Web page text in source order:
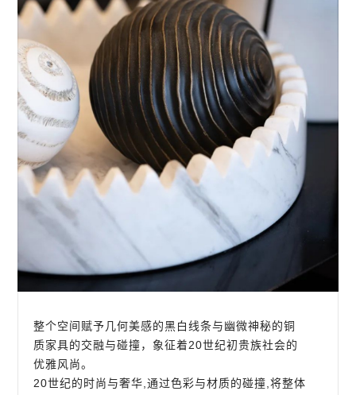
整个空间赋予几何美感的黑白线条与幽微神秘的铜
质家具的交融与碰撞，象征着20世纪初贵族社会的
优雅风尚。
20世纪的时尚与奢华,通过色彩与材质的碰撞,将整体